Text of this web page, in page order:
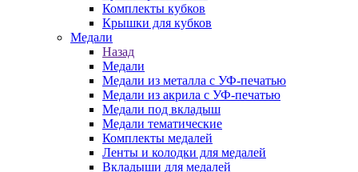
Комплекты кубков
Крышки для кубков
Медали
Назад
Медали
Медали из металла с УФ-печатью
Медали из акрила с УФ-печатью
Медали под вкладыш
Медали тематические
Комплекты медалей
Ленты и колодки для медалей
Вкладыши для медалей